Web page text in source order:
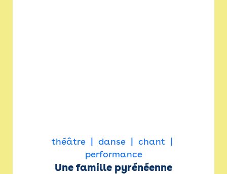
théâtre danse
chant
performance
Une famille pyrénéenne